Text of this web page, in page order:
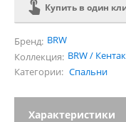
Купить в один
Бренд: BRW
Коллекция: BRW /
Категории: Спальни
Характеристики